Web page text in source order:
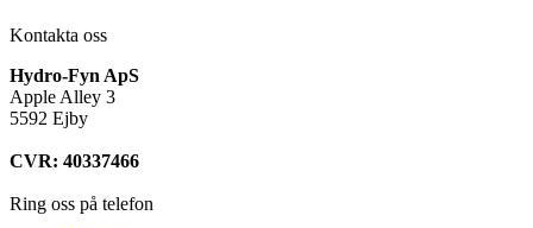
Kontakta oss
Hydro-Fyn ApS
Apple Alley 3
5592 Ejby
CVR: 40337466
Ring oss på telefon